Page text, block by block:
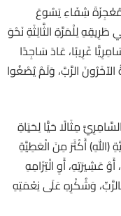
هٰذَا الأَحَدِ (لُوقَا 17: 11–19) مُعْجِزَةَ شِفَاءِ يَسُوعَ
لِلْمَرَّةِ الثَّالِثَةِ نَحْوَ
غَرِيبًا، عَادَ سَاجِدًا
الرَّبَّ، وَلَمْ يُصْغُوا
مِثَالًا حَيًّا لِحَيَاةِ
(اللهِ) أَكْثَرَ مِنَ الْعَطِيَّةِ
عَشِيرَتِهِ، أَوِ الْتِزَامِهِ
بِالرَّبِّ، وَشُكْرِهِ عَلَى نِعْمَتِهِ